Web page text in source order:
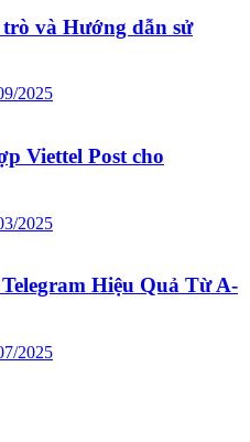
và Hướng dẫn sử
2025
Viettel Post cho
2025
Hiệu Quả Từ A-
2025